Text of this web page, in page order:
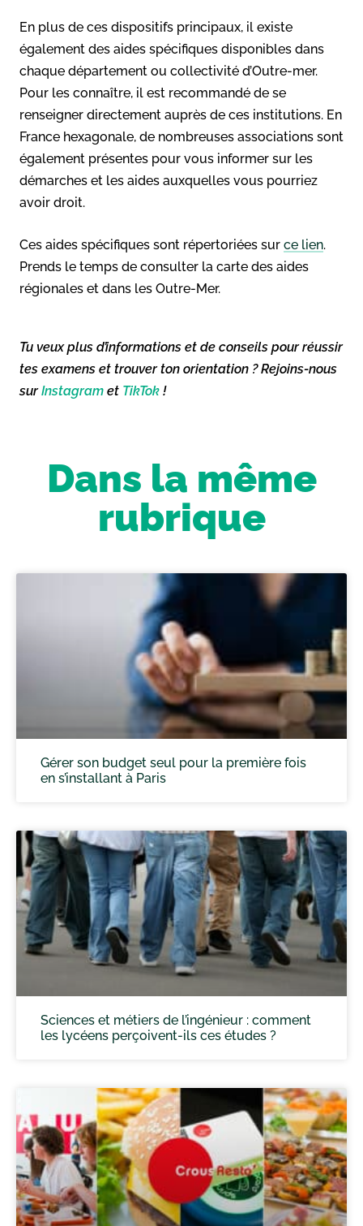
En plus de ces dispositifs principaux, il existe
également des aides spécifiques disponibles dans
chaque département ou collectivité d’Outre-mer.
Pour les connaître, il est recommandé de se
renseigner directement auprès de ces institutions. En
France hexagonale, de nombreuses associations sont
également présentes pour vous informer sur les
démarches et les aides auxquelles vous pourriez
avoir droit.
Ces aides spécifiques sont répertoriées sur ce lien.
Prends le temps de consulter la carte des aides
régionales et dans les Outre-Mer.
Tu veux plus d’informations et de conseils pour réussir
tes examens et trouver ton orientation ? Rejoins-nous
surInstagram et TikTok !
Dans la même
rubrique
Gérer son budget seul pour la première fois
en s’installant à Paris
Sciences et métiers de l’ingénieur : comment
les lycéens perçoivent-ils ces études ?